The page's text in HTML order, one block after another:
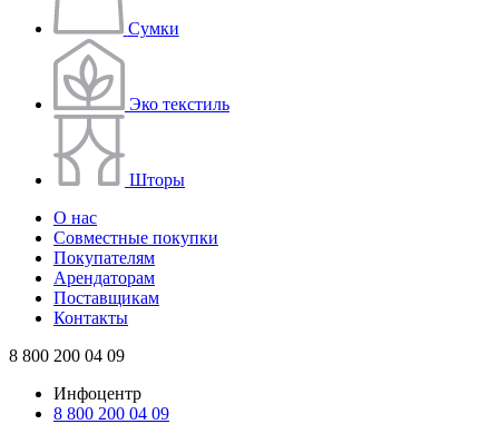
Сумки
Эко текстиль
Шторы
О нас
Совместные покупки
Покупателям
Арендаторам
Поставщикам
Контакты
8 800 200 04 09
Инфоцентр
8 800 200 04 09